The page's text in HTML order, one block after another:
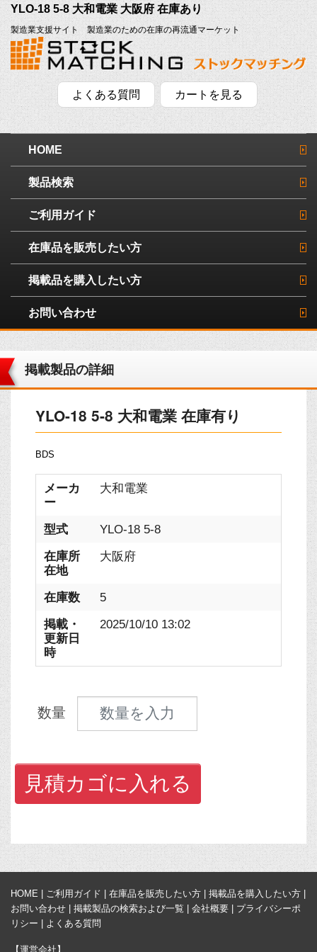
YLO-18 5-8 大和電業 大阪府 在庫あり
製造業支援サイト 製造業のための在庫の再流通マーケット
よくある質問 カートを見る
HOME
製品検索
ご利用ガイド
在庫品を販売したい方
掲載品を購入したい方
お問い合わせ
掲載製品の詳細
YLO-18 5-8 大和電業 在庫有り
BDS
メーカ
ー
大和電業
型式
YLO-18 5-8
在庫所
在地
大阪府
在庫数
5
掲載・
更新日
時
2025/10/10 13:02
数量
見積数量
見積カゴに入れる
HOME | ご利用ガイド | 在庫品を販売したい方 | 掲載品を購入したい方 |
お問い合わせ | 掲載製品の検索および一覧 | 会社概要 | プライバシーポ
リシー | よくある質問
【運営会社】